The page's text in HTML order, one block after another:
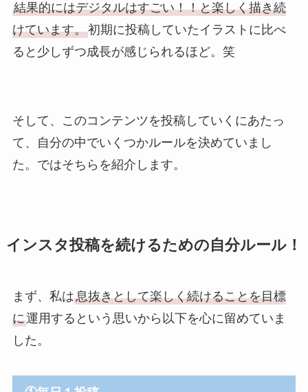
結果的にはデジタルはすごい！！と楽しく描き続
けています。初期に投稿していたイラストに比べ
ると少しずつ成長が感じられるほど。笑
そして、このコンテンツを投稿していくにあたっ
て、自分の中でいくつかルールを決めていまし
た。ではそちらを紹介します。
インスタ投稿を続けるための自分ルール！
まず、私は息抜きとして楽しく続けることを目標
に運用するという思いから以下を心に留めていま
した。